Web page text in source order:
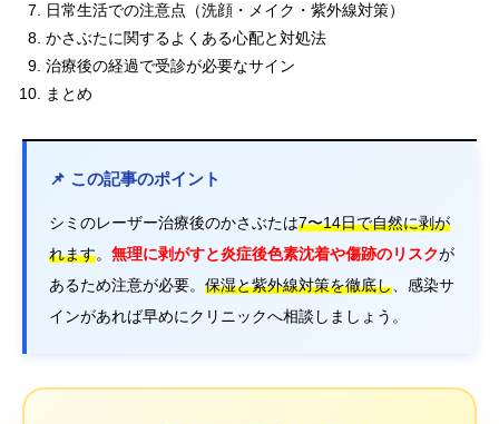
日常生活での注意点（洗顔・メイク・紫外線対策）
かさぶたに関するよくある心配と対処法
治療後の経過で受診が必要なサイン
まとめ
📌 この記事のポイント
シミのレーザー治療後のかさぶたは7〜14日で自然に剥が
れます。 無理に剥がすと炎症後色素沈着や傷跡のリスクが
あるため注意が必要。 保湿と紫外線対策を徹底し 、感染サ
インがあれば早めにクリニックへ相談しましょう。